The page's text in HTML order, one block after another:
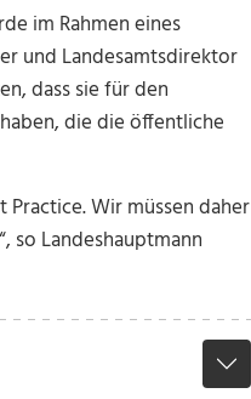
im Rahmen eines
und Landesamtsdirektor
dass sie für den
die die öffentliche
Wir müssen daher
so Landeshauptmann